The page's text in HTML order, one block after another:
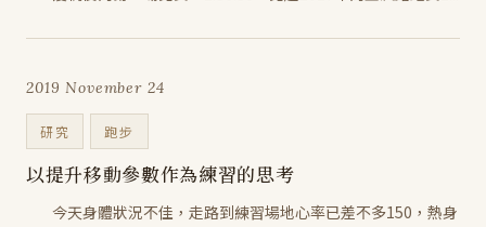
2019 November 24
研究 跑步
以提升移動參數作為練習的思考
今天身體狀況不佳，走路到練習場地心率已差不多150，熱身